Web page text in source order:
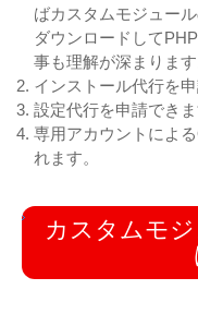
ばカスタムモジュー
ダウンロードして
事も理解が深まります
インストール代行を申
設定代行を申請できま
専用アカウントによ
れます。
カスタムモ